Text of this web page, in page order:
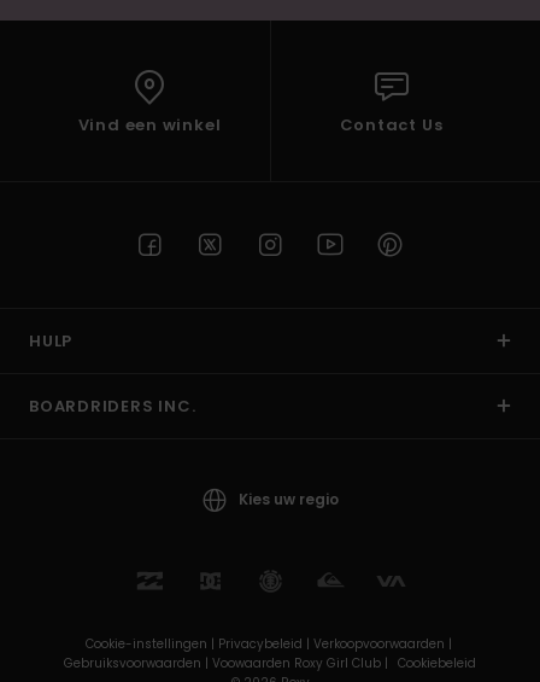
Vind een winkel Contact Us
HULP
BOARDRIDERS INC.
Kies uw regio
Cookie-instellingen | Privacybeleid | Verkoopvoorwaarden |
Gebruiksvoorwaarden | Voowaarden Roxy Girl Club | Cookiebeleid